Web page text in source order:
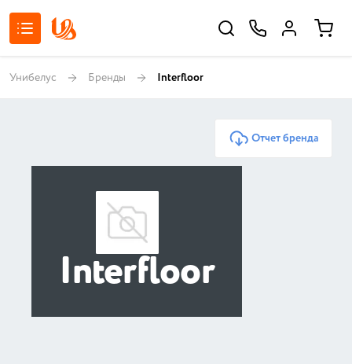
Унибелус Бренды Interfloor
Отчет бренда
Interfloor